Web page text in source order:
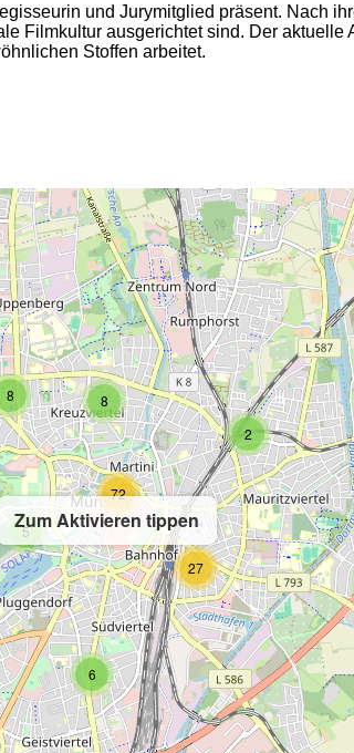
und Jurymitglied präsent. Nach
Filmkultur ausgerichtet sind. Der
Stoffen arbeitet.
Zum Aktivieren tippen
2
2
8
6
8
27
5
72